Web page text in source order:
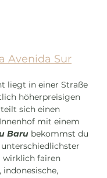
Avenida Sur
liegt in einer Straße
höherpreisigen
sich einen
mit einem
Baru bekommst du
wirklich fairen
indonesische,